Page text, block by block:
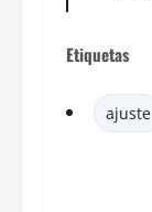
Etiquetas
ajuste